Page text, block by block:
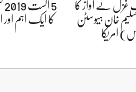
غزل نے آواز کا
خان ہیوسٹن
امریکا
کا ایک اہم